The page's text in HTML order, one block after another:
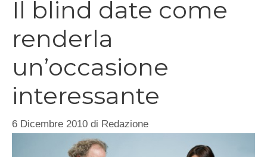
Il blind date come
renderla
un’occasione
interessante
6 Dicembre 2010 di Redazione